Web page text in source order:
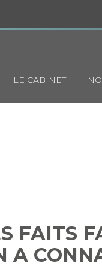
Principal
LE CABINET
FAITS
A